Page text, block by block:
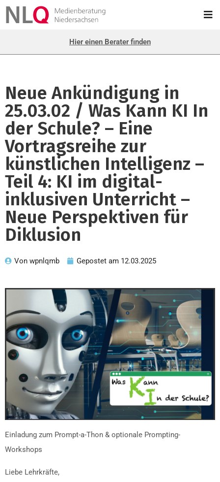
Hier einen Berater finden
Neue Ankündigung in
25.03.02 / Was Kann KI In
der Schule? – Eine
Vortragsreihe zur
künstlichen Intelligenz –
Teil 4: KI im digital-
inklusiven Unterricht –
Neue Perspektiven für
Diklusion
Von wpnlqmb Gepostet am 12.03.2025
Einladung zum Prompt-a-Thon & optionale Prompting-
Workshops
Liebe Lehrkräfte,